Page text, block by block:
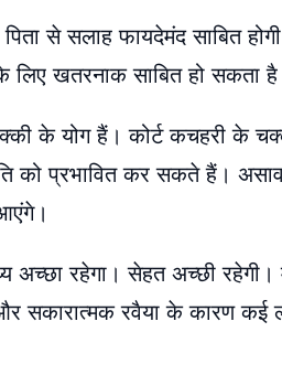
से सलाह फायदेमंद साबित
लिए खतरनाक साबित हो सकता
के योग हैं। कोर्ट कचहरी के
को प्रभावित कर सकते हैं।
अच्छा रहेगा। सेहत अच्छी रहेगी।
सकारात्मक रवैया के कारण कई